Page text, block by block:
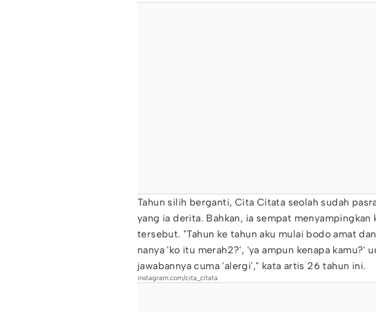
Tahun silih berganti, Cita Citata seolah sudah
yang ia derita. Bahkan, ia sempat menyampingkan
tersebut. "Tahun ke tahun aku mulai bodo amat
nanya 'ko itu merah2?', 'ya ampun kenapa kamu?'
jawabannya cuma 'alergi'," kata artis 26 tahun ini.
instagram.com/cita_citata